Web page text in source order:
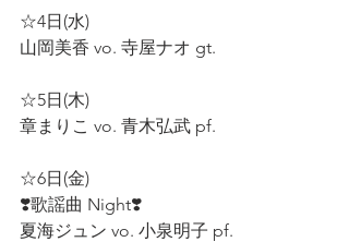
☆4日(水)
山岡美香 vo. 寺屋ナオ gt.
☆5日(木)
章まりこ vo. 青木弘武 pf.
☆6日(金)
❣️歌謡曲 Night❣️
夏海ジュン vo. 小泉明子 pf.